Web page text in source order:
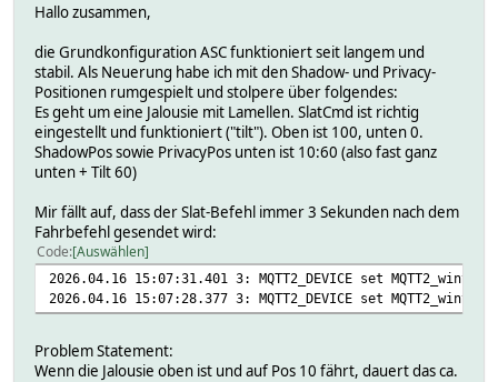
Hallo zusammen,
die Grundkonfiguration ASC funktioniert seit langem und
stabil. Als Neuerung habe ich mit den Shadow- und Privacy-
Positionen rumgespielt und stolpere über folgendes:
Es geht um eine Jalousie mit Lamellen. SlatCmd ist richtig
eingestellt und funktioniert ("tilt"). Oben ist 100, unten 0.
ShadowPos sowie PrivacyPos unten ist 10:60 (also fast ganz
unten + Tilt 60)
Mir fällt auf, dass der Slat-Befehl immer 3 Sekunden nach dem
Fahrbefehl gesendet wird:
Code Auswählen
2026.04.16 15:07:31.401 3: MQTT2_DEVICE set
2026.04.16 15:07:28.377 3: MQTT2_DEVICE set
Problem Statement:
Wenn die Jalousie oben ist und auf Pos 10 fährt, dauert das ca.